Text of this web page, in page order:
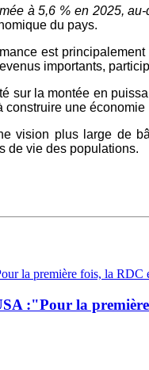
à 5,6 % en 2025,
du pays.
est
importants,
sur la montée en
construire une
vision plus large de
de vie des populations.
:"Pour la première